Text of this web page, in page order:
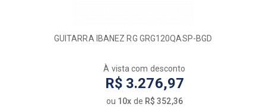
GUITARRA IBANEZ RG GRG120QASP-BGD
À vista com desconto
R$ 3.276,97
ou 10x de R$ 352,36